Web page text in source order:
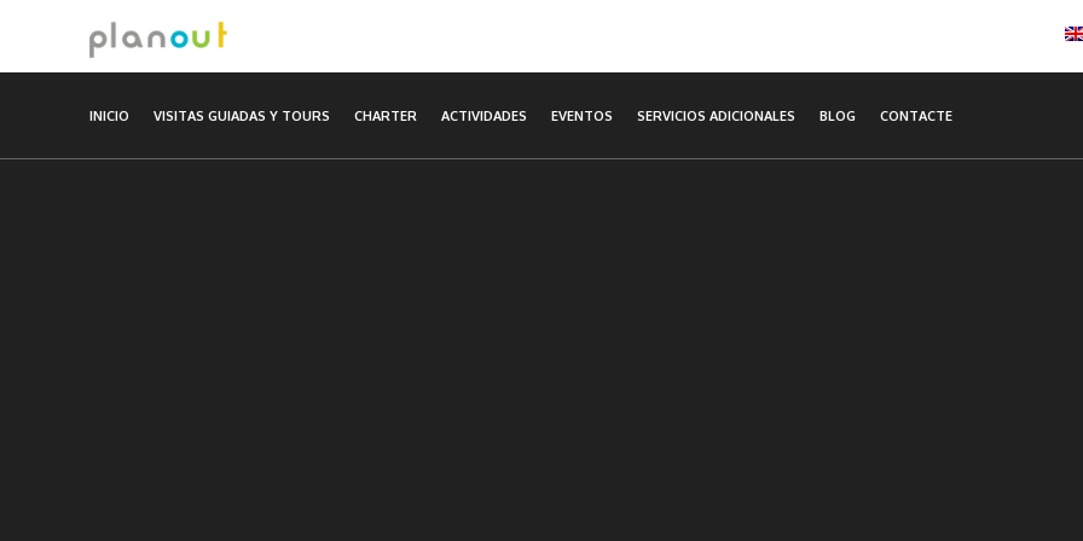
contenido
INICIO VISITAS GUIADAS Y TOURS CHARTER ACTIVIDADES EVENTOS SERVICIOS ADICIONALES BLOG CONTACTE